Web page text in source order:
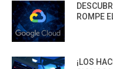
ROMPE
¡LOS